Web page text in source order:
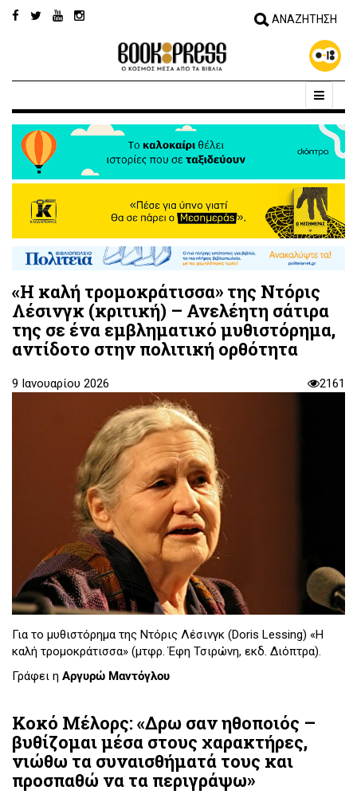
«Η καλή τρομοκράτισσα» της Ντόρις
Λέσινγκ (κριτική) – Ανελέητη σάτιρα
της σε ένα εμβληματικό μυθιστόρημα,
αντίδοτο στην πολιτική ορθότητα
9 Ιανουαρίου 2026 2161
Για το μυθιστόρημα της Ντόρις Λέσινγκ (Doris Lessing) «Η
καλή τρομοκράτισσα» (μτφρ. Έφη Τσιρώνη, εκδ. Διόπτρα).
Γράφει η Αργυρώ Μαντόγλου
Κοκό Μέλορς: «Δρω σαν ηθοποιός –
βυθίζομαι μέσα στους χαρακτήρες,
νιώθω τα συναισθήματά τους και
προσπαθώ να τα περιγράψω»